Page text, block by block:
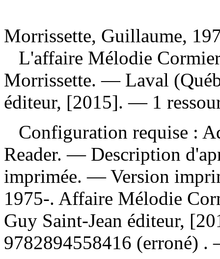
Morrissette, Guillaume,
L'affaire Mélodie
Morrissette. — Laval
éditeur, [2015]. — 1
Configuration requise :
Reader. — Description
imprimée. —Version
1975-. Affaire Mélodie
Guy Saint-Jean éditeur,
9782894558416 (erroné)